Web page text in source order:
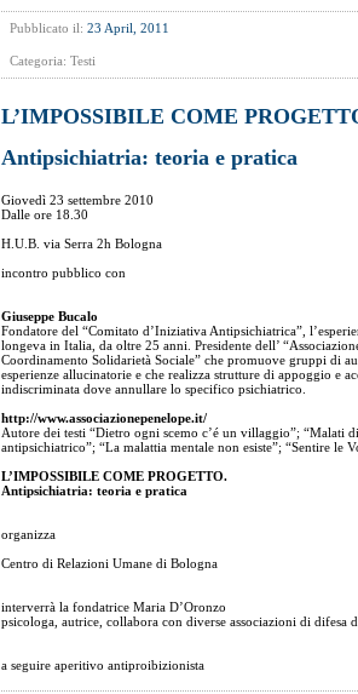
Pubblicato il: 23 April, 2011
Categoria: Testi
L’IMPOSSIBILE COME
Antipsichiatria: teoria e pratica
Giovedì 23 settembre 2010
Dalle ore 18.30
H.U.B. via Serra 2h Bologna
incontro pubblico con
Giuseppe Bucalo
Fondatore del “Comitato d’Iniziativa Antipsichiatrica”,
longeva in Italia, da oltre 25 anni. Presidente dell’
Coordinamento Solidarietà Sociale” che promuove gruppi di
esperienze allucinatorie e che realizza strutture di appoggio e
indiscriminata dove annullare lo specifico psichiatrico.
http://www.associazionepenelope.it/
Autore dei testi “Dietro ogni scemo c’é un villaggio”; “Malati
antipsichiatrico”; “La malattia mentale non esiste”; “Sentire le
L’IMPOSSIBILE COME PROGETTO.
Antipsichiatria: teoria e pratica
organizza
Centro di Relazioni Umane di Bologna
interverrà la fondatrice Maria D’Oronzo
psicologa, autrice, collabora con diverse associazioni di difesa
a seguire aperitivo antiproibizionista